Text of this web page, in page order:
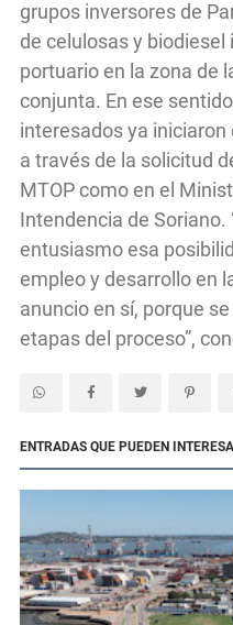
grupos inversores de
de celulosas y
portuario en la zona de
conjunta. En ese
interesados ya
a través de la solicitud
MTOP como en el
Intendencia de Soriano.
entusiasmo esa
empleo y desarrollo en
anuncio en sí, porque
etapas del proceso”,
ENTRADAS QUE PUEDEN